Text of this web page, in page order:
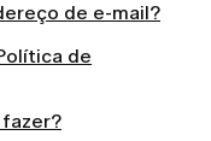
de e-mail?
de
fazer?